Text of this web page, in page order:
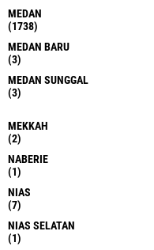
MEDAN
(1738)
MEDAN BARU
(3)
MEDAN SUNGGAL
(3)
MEKKAH
(2)
NABERIE
(1)
NIAS
(7)
NIAS SELATAN
(1)